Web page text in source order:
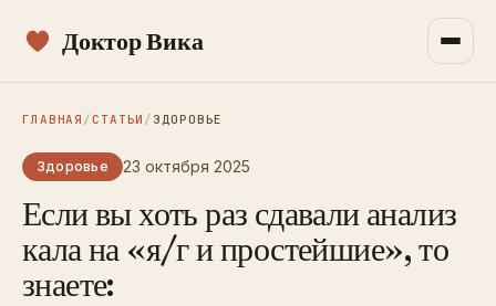
Доктор Вика
ГЛАВНАЯ /СТАТЬИ / ЗДОРОВЬЕ
Здоровье 23 октября 2025
Если вы хоть раз сдавали анализ
кала на «я/г и простейшие», то
знаете: